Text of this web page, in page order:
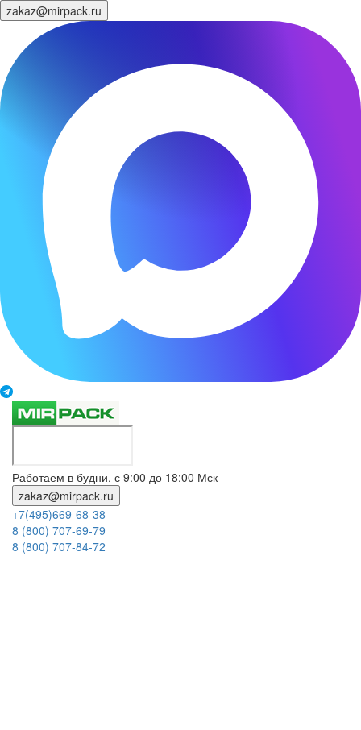
zakaz@mirpack.ru
Работаем в будни, с 9:00 до 18:00 Мск
zakaz@mirpack.ru
+7(495)669-68-38
8 (800) 707-69-79
8 (800) 707-84-72